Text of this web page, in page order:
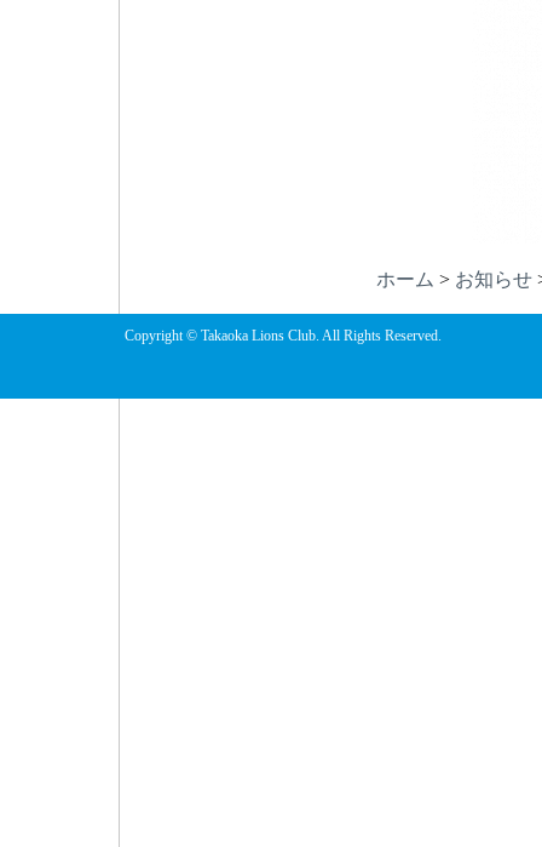
ホーム > お知らせ
Copyright © Takaoka Lions Club. All Rights Reserved.